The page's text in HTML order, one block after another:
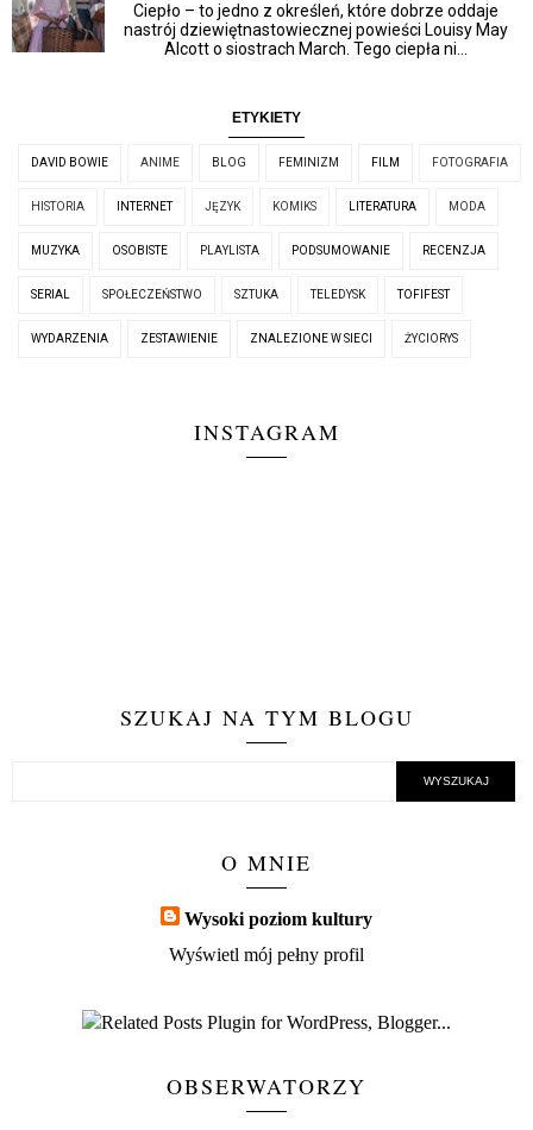
Ciepło – to jedno z określeń, które dobrze oddaje
nastrój dziewiętnastowiecznej powieści Louisy May
Alcott o siostrach March. Tego ciepła ni...
ETYKIETY
DAVID BOWIE ANIME BLOG FEMINIZM FILM FOTOGRAFIA
HISTORIA INTERNET JĘZYK KOMIKS LITERATURA MODA
MUZYKA OSOBISTE PLAYLISTA PODSUMOWANIE RECENZJA
SERIAL SPOŁECZEŃSTWO SZTUKA TELEDYSK TOFIFEST
WYDARZENIA ZESTAWIENIE ZNALEZIONE W SIECI ŻYCIORYS
INSTAGRAM
SZUKAJ NA TYM BLOGU
O MNIE
Wysoki poziom kultury
Wyświetl mój pełny profil
OBSERWATORZY